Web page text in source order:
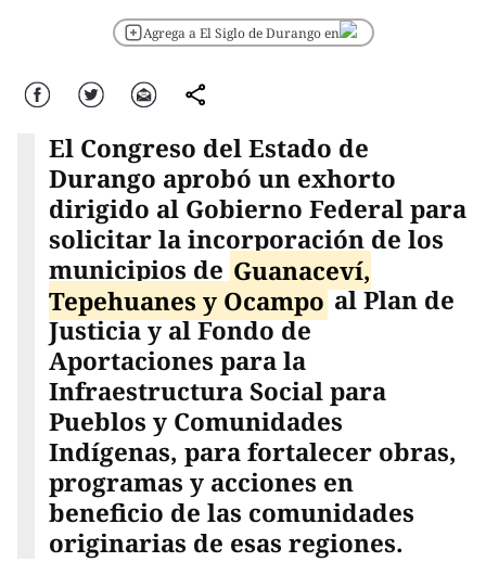
Agrega a El Siglo de Durango en
Facebook Twitter Correo comparte
El Congreso del Estado de
Durango aprobó un exhorto
dirigido al Gobierno Federal para
solicitar la incorporación de los
municipios de Guanaceví,
Tepehuanes y Ocampoal Plan de
Justicia y al Fondo de
Aportaciones para la
Infraestructura Social para
Pueblos y Comunidades
Indígenas, para fortalecer obras,
programas y acciones en
beneficio de las comunidades
originarias de esas regiones.